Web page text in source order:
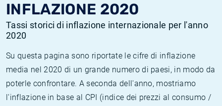
INFLAZIONE 2020
Tassi storici di inflazione internazionale per l'anno
2020
Su questa pagina sono riportate le cifre di inflazione
media nel 2020 di un grande numero di paesi, in modo da
poterle confrontare. A seconda dell'anno, mostriamo
l'inflazione in base al CPI (indice dei prezzi al consumo /